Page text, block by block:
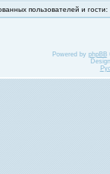
пользователей и гости:
Powered by phpBB